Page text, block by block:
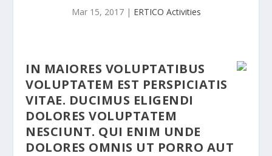
Mar 15, 2017| ERTICO Activities
IN MAIORES VOLUPTATIBUS
VOLUPTATEM EST PERSPICIATIS
VITAE. DUCIMUS ELIGENDI
DOLORES VOLUPTATEM
NESCIUNT. QUI ENIM UNDE
DOLORES OMNIS UT PORRO AUT